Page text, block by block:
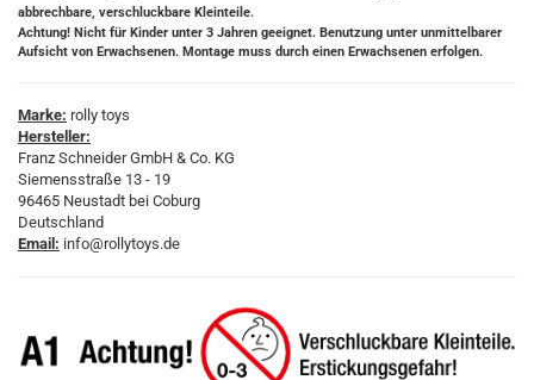
abbrechbare, verschluckbare Kleinteile.
Achtung! Nicht für Kinder unter 3 Jahren geeignet. Benutzung unter unmittelbarer
Aufsicht von Erwachsenen. Montage muss durch einen Erwachsenen erfolgen.
Marke: rolly toys
Hersteller:
Franz Schneider GmbH & Co. KG
Siemensstraße 13 - 19
96465 Neustadt bei Coburg
Deutschland
Email: info@rollytoys.de